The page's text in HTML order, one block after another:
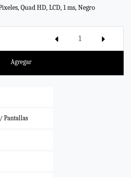
Quad HD, LCD, 1 ms, Negro
Agregar
Pantallas